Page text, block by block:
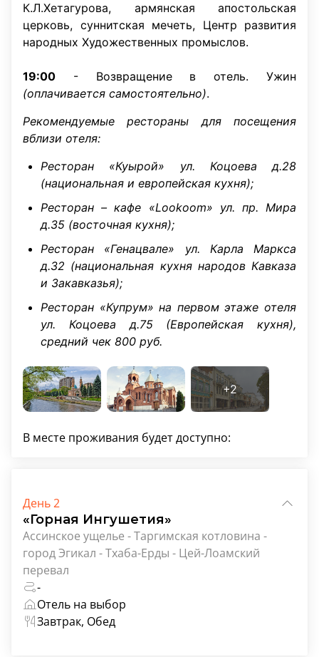
К.Л.Хетагурова, армянская апостольская
церковь, суннитская мечеть, Центр развития
народных Художественных промыслов.
19:00 - Возвращение в отель. Ужин
(оплачивается самостоятельно).
Рекомендуемые рестораны для посещения
вблизи отеля:
Ресторан «Куырой» ул. Коцоева д.28
(национальная и европейская кухня);
Ресторан – кафе «Lookoom» ул. пр. Мира
д.35 (восточная кухня);
Ресторан «Генацвале» ул. Карла Маркса
д.32 (национальная кухня народов Кавказа
и Закавказья);
Ресторан «Купрум» на первом этаже отеля
ул. Коцоева д.75 (Европейская кухня),
средний чек 800 руб.
В месте проживания будет доступно:
День 2
«Горная Ингушетия»
Ассинское ущелье - Таргимская котловина -
город Эгикал - Тхаба-Ерды - Цей-Лоамский
перевал
-
Отель на выбор
Завтрак, Обед